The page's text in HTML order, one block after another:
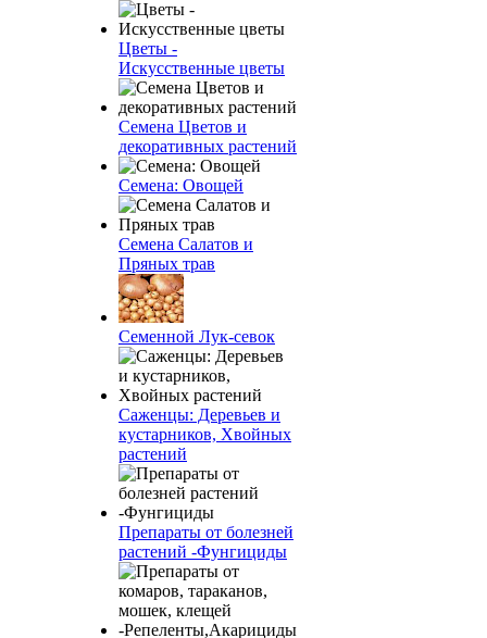
Цветы -
Искусственные цветы
Семена Цветов и
декоративных растений
Семена: Овощей
Семена Салатов и
Пряных трав
Семенной Лук-севок
Саженцы: Деревьев и
кустарников, Хвойных
растений
Препараты от болезней
растений -Фунгициды